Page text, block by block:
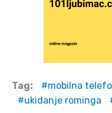
Tag: mobilna
ukidanje rominga